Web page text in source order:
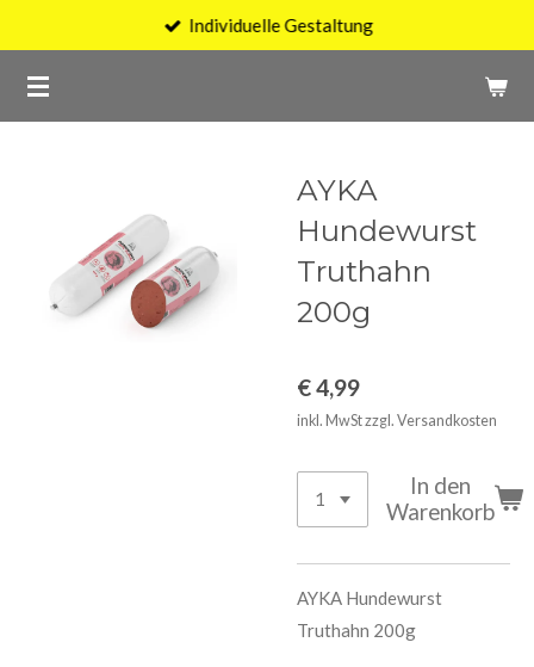
springen
Individuelle Gestaltung
AYKA
Hundewurst
Truthahn
200g
€ 4,99
inkl. MwSt zzgl. Versandkosten
In den
Warenkorb
AYKA Hundewurst
Truthahn 200g